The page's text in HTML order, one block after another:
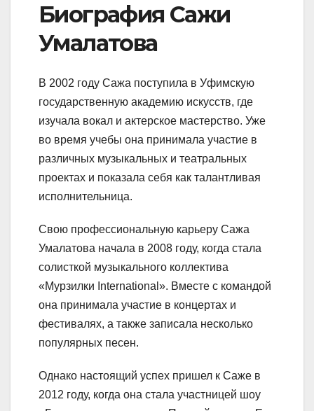
Биография Сажи
Умалатова
В 2002 году Сажа поступила в Уфимскую
государственную академию искусств, где
изучала вокал и актерское мастерство. Уже
во время учебы она принимала участие в
различных музыкальных и театральных
проектах и показала себя как талантливая
исполнительница.
Свою профессиональную карьеру Сажа
Умалатова начала в 2008 году, когда стала
солисткой музыкального коллектива
«Мурзилки International». Вместе с командой
она принимала участие в концертах и
фестивалях, а также записала несколько
популярных песен.
Однако настоящий успех пришел к Саже в
2012 году, когда она стала участницей шоу